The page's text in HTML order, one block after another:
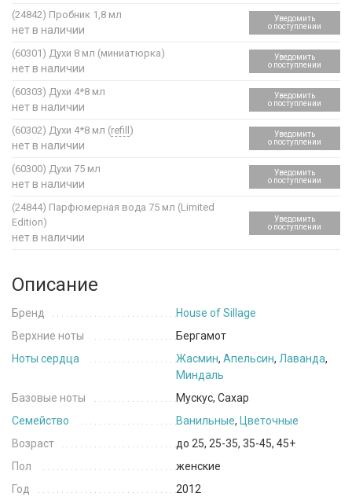
(24842) Пробник 1,8 мл
нет в наличии
Уведомить
о поступлении
(60301) Духи 8 мл (миниатюрка)
нет в наличии
Уведомить
о поступлении
(60303) Духи 4*8 мл
нет в наличии
Уведомить
о поступлении
(60302) Духи 4*8 мл (refill )
нет в наличии
Уведомить
о поступлении
(60300) Духи 75 мл
нет в наличии
Уведомить
о поступлении
(24844) Парфюмерная вода 75 мл (Limited
Edition)
нет в наличии
Уведомить
о поступлении
Описание
Бренд
House of Sillage
Верхние ноты
Бергамот
Ноты сердца
Жасмин, Апельсин, Лаванда,
Миндаль
Базовые ноты
Мускус, Сахар
Семейство
Ванильные, Цветочные
Возраст
до 25, 25-35, 35-45, 45+
Пол
женские
Год
2012